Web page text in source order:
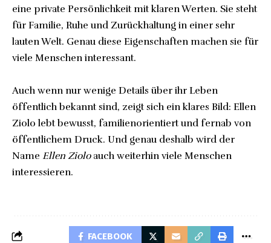
eine private Persönlichkeit mit klaren Werten. Sie steht
für Familie, Ruhe und Zurückhaltung in einer sehr
lauten Welt. Genau diese Eigenschaften machen sie für
viele Menschen interessant.
Auch wenn nur wenige Details über ihr Leben
öffentlich bekannt sind, zeigt sich ein klares Bild: Ellen
Ziolo lebt bewusst, familienorientiert und fernab von
öffentlichem Druck. Und genau deshalb wird der
Name Ellen Zioloauch weiterhin viele Menschen
interessieren.
FACEBOOK